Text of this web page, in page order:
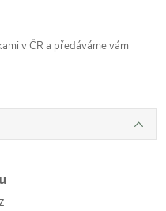
v ČR a předáváme vám